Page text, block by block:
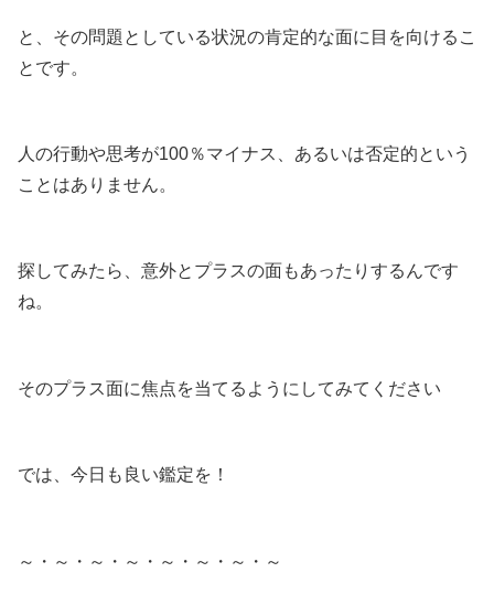
と、その問題としている状況の肯定的な面に目を向けるこ
とです。
人の行動や思考が100％マイナス、あるいは否定的という
ことはありません。
探してみたら、意外とプラスの面もあったりするんです
ね。
そのプラス面に焦点を当てるようにしてみてください
では、今日も良い鑑定を！
～・～・～・～・～・～・～・～